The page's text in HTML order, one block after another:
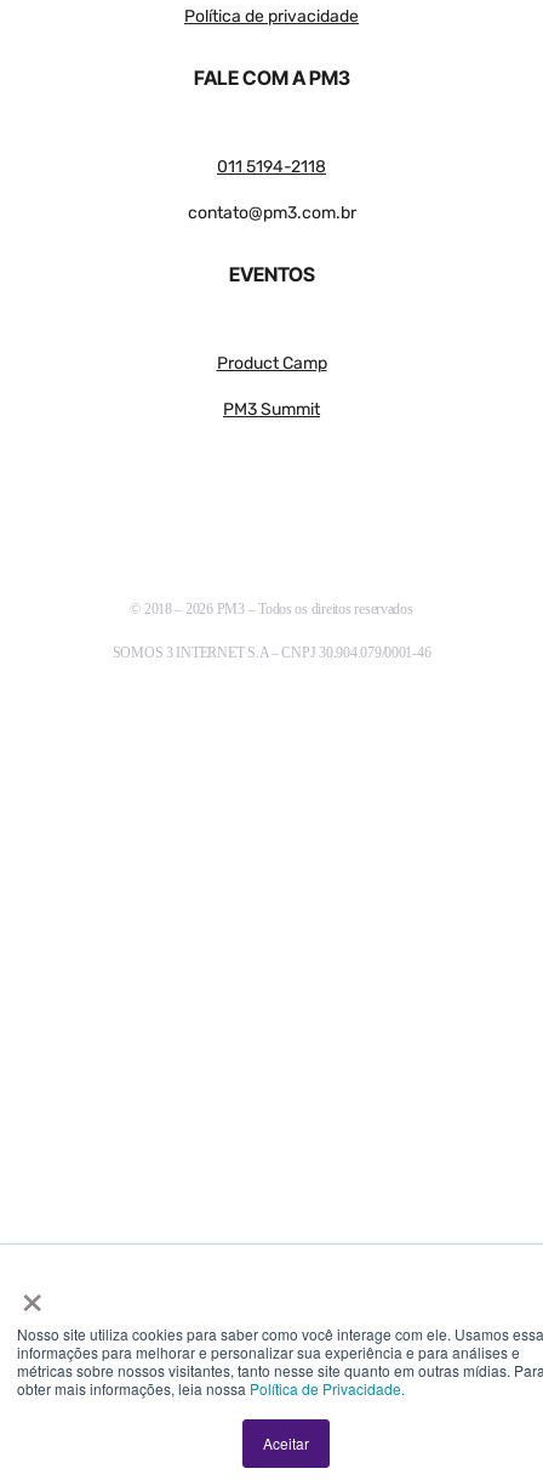
×
Nosso site utiliza cookies para saber como você interage com ele. Usamos
informações para melhorar e personalizar sua experiência e para análises e
métricas sobre nossos visitantes, tanto nesse site quanto em outras mídias.
obter mais informações, leia nossa Política de Privacidade.
Aceitar
Política de privacidade
FALE COM A PM3
011 5194-2118
contato@pm3.com.br
EVENTOS
Product Camp
PM3 Summit
© 2018 – 2026 PM3 – Todos os direitos reservados
SOMOS 3 INTERNET S.A – CNPJ 30.904.079/0001-46